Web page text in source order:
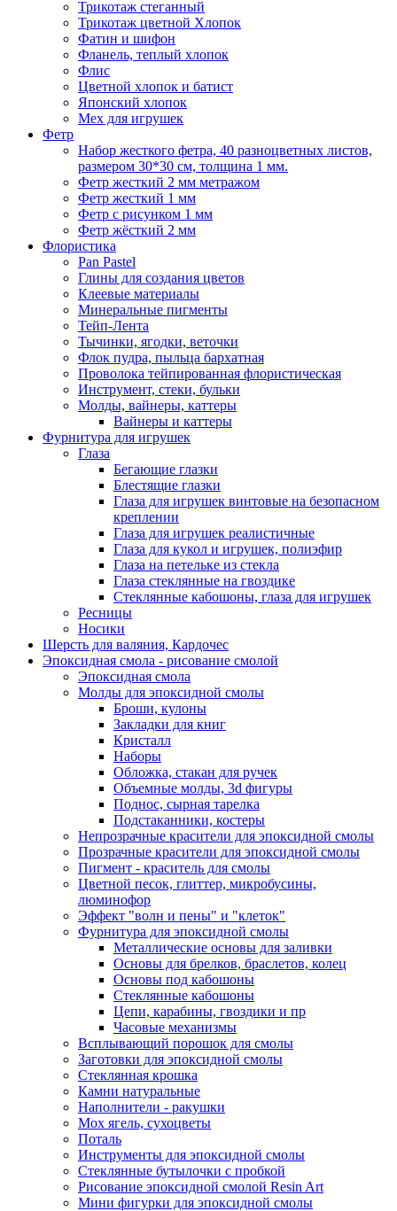
Трикотаж стеганный
Трикотаж цветной Хлопок
Фатин и шифон
Фланель, теплый хлопок
Флис
Цветной хлопок и батист
Японский хлопок
Мех для игрушек
Фетр
Набор жесткого фетра, 40 разноцветных листов,
размером 30*30 см, толщина 1 мм.
Фетр жесткий 2 мм метражом
Фетр жесткий 1 мм
Фетр с рисунком 1 мм
Фетр жёсткий 2 мм
Флористика
Pan Pastel
Глины для создания цветов
Клеевые материалы
Минеральные пигменты
Тейп-Лента
Тычинки, ягодки, веточки
Флок пудра, пыльца бархатная
Проволока тейпированная флористическая
Инструмент, стеки, бульки
Молды, вайнеры, каттеры
Вайнеры и каттеры
Фурнитура для игрушек
Глаза
Бегающие глазки
Блестящие глазки
Глаза для игрушек винтовые на безопасном
креплении
Глаза для игрушек реалистичные
Глаза для кукол и игрушек, полиэфир
Глаза на петельке из стекла
Глаза стеклянные на гвоздике
Стеклянные кабошоны, глаза для игрушек
Ресницы
Носики
Шерсть для валяния, Кардочес
Эпоксидная смола - рисование смолой
Эпоксидная смола
Молды для эпоксидной смолы
Броши, кулоны
Закладки для книг
Кристалл
Наборы
Обложка, стакан для ручек
Объемные молды, 3d фигуры
Поднос, сырная тарелка
Подстаканники, костеры
Непрозрачные красители для эпоксидной смолы
Прозрачные красители для эпоксидной смолы
Пигмент - краситель для смолы
Цветной песок, глиттер, микробусины,
люминофор
Эффект "волн и пены" и "клеток"
Фурнитура для эпоксидной смолы
Металлические основы для заливки
Основы для брелков, браслетов, колец
Основы под кабошоны
Стеклянные кабошоны
Цепи, карабины, гвоздики и пр
Часовые механизмы
Всплывающий порошок для смолы
Заготовки для эпоксидной смолы
Стеклянная крошка
Камни натуральные
Наполнители - ракушки
Мох ягель, сухоцветы
Поталь
Инструменты для эпоксидной смолы
Стеклянные бутылочки с пробкой
Рисование эпоксидной смолой Resin Art
Мини фигурки для эпоксидной смолы